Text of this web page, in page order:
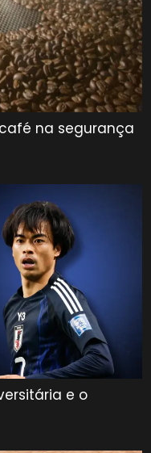
na segurança
e o